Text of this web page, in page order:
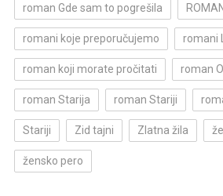
roman Gde sam to pogrešila ROMANI
romani koje preporučujemo romani
roman koji morate pročitati roman
roman Starija roman Stariji
Stariji Zid tajni Zlatna žila
žensko pero